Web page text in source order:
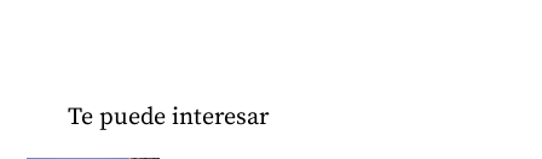
Te puede interesar